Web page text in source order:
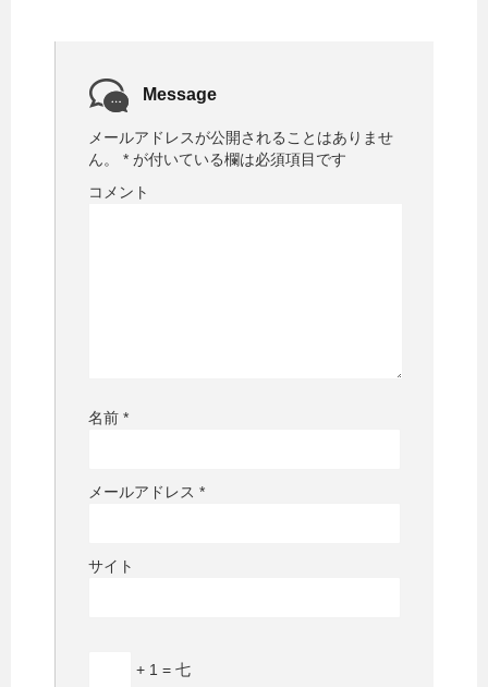
Message
メールアドレスが公開されることはありませ
ん。
* が付いている欄は必須項目です
コメント
名前 *
メールアドレス *
サイト
+ 1 = 七